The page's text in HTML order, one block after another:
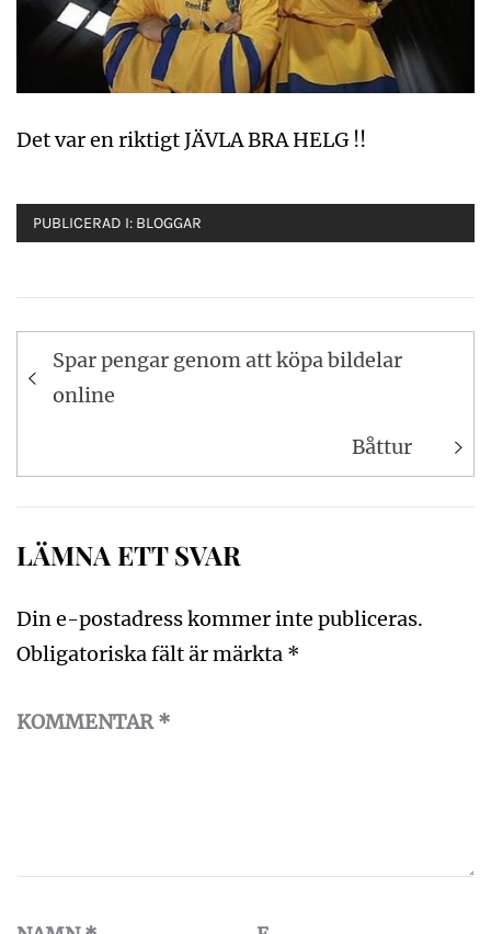
Det var en riktigt JÄVLA BRA HELG !!
PUBLICERAD I: BLOGGAR
Inläggsnavigering
Spar pengar genom att köpa bildelar
online
Båttur
LÄMNA ETT SVAR
Din e-postadress kommer inte publiceras.
Obligatoriska fält är märkta *
KOMMENTAR*